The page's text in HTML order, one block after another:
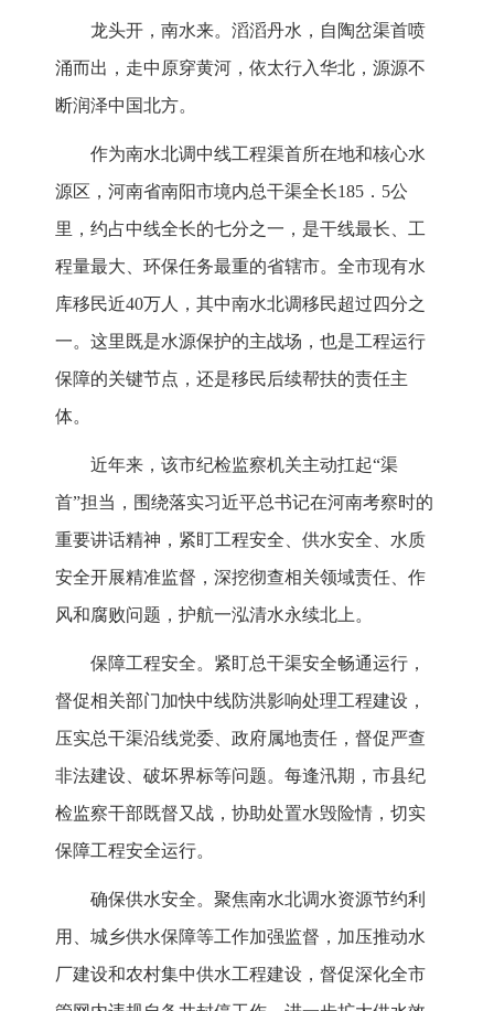
龙头开，南水来。滔滔丹水，自陶岔渠首喷
涌而出，走中原穿黄河，依太行入华北，源源不
断润泽中国北方。
作为南水北调中线工程渠首所在地和核心水
源区，河南省南阳市境内总干渠全长185．5公
里，约占中线全长的七分之一，是干线最长、工
程量最大、环保任务最重的省辖市。全市现有水
库移民近40万人，其中南水北调移民超过四分之
一。这里既是水源保护的主战场，也是工程运行
保障的关键节点，还是移民后续帮扶的责任主
体。
近年来，该市纪检监察机关主动扛起“渠
首”担当，围绕落实习近平总书记在河南考察时的
重要讲话精神，紧盯工程安全、供水安全、水质
安全开展精准监督，深挖彻查相关领域责任、作
风和腐败问题，护航一泓清水永续北上。
保障工程安全。紧盯总干渠安全畅通运行，
督促相关部门加快中线防洪影响处理工程建设，
压实总干渠沿线党委、政府属地责任，督促严查
非法建设、破坏界标等问题。每逢汛期，市县纪
检监察干部既督又战，协助处置水毁险情，切实
保障工程安全运行。
确保供水安全。聚焦南水北调水资源节约利
用、城乡供水保障等工作加强监督，加压推动水
厂建设和农村集中供水工程建设，督促深化全市